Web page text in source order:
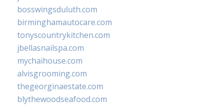
bosswingsduluth.com
birminghamautocare.com
tonyscountrykitchen.com
jbellasnailspa.com
mychaihouse.com
alvisgrooming.com
thegeorginaestate.com
blythewoodseafood.com